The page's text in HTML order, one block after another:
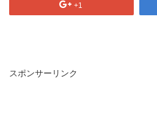
+1
スポンサーリンク